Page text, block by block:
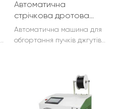
Автоматична
стрічкова дротова
машина HC-290
Автоматична машина для
обгортання пучків джгутів
розряджання громіздкого
процесу штучного годування.